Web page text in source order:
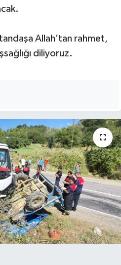
Allah’tan rahmet,
diliyoruz.